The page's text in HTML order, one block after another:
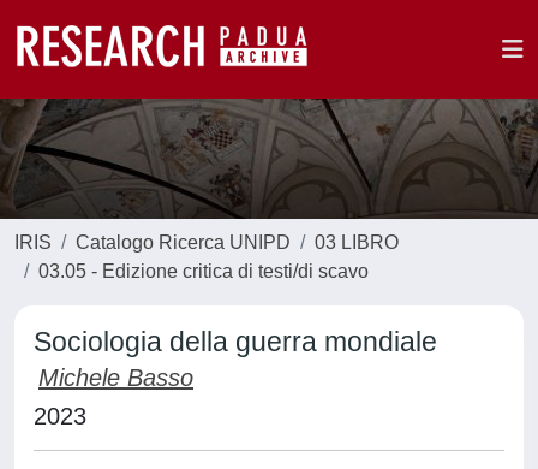
IRIS Catalogo Ricerca UNIPD
03 LIBRO
03.05 - Edizione critica di testi/di scavo
Sociologia della guerra mondiale
Michele Basso
2023